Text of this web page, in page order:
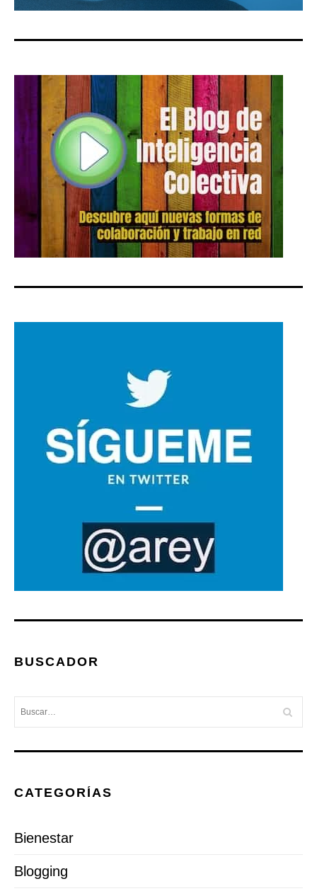
BUSCADOR
CATEGORÍAS
Bienestar
Blogging